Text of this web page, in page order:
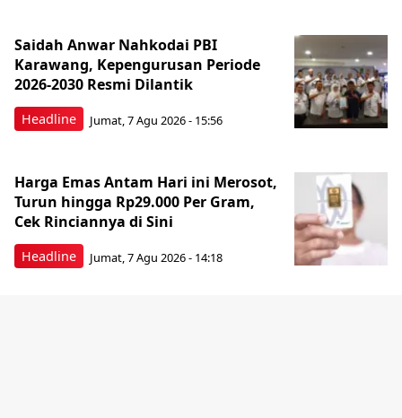
Headline
Saidah Anwar Nahkodai PBI
Karawang, Kepengurusan Periode
2026-2030 Resmi Dilantik
Jumat, 7 Agu 2026 - 15:56
Headline
Harga Emas Antam Hari ini Merosot,
Turun hingga Rp29.000 Per Gram,
Cek Rinciannya di Sini
Jumat, 7 Agu 2026 - 14:18